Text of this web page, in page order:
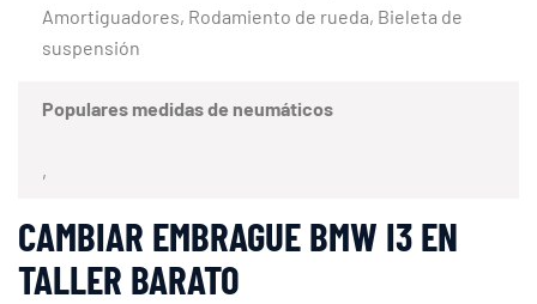
Amortiguadores, Rodamiento de rueda, Bieleta de
suspensión
Populares medidas de neumáticos
,
CAMBIAR EMBRAGUE BMW I3 EN
TALLER BARATO